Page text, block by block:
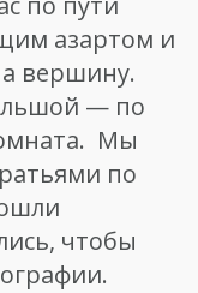
азартом и
вершину.
— по
Мы
по
чтобы